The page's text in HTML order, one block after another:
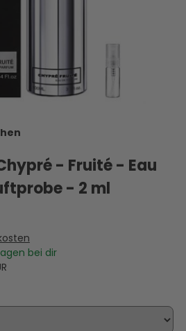
- Fruité - Eau
- 2 ml
bei dir